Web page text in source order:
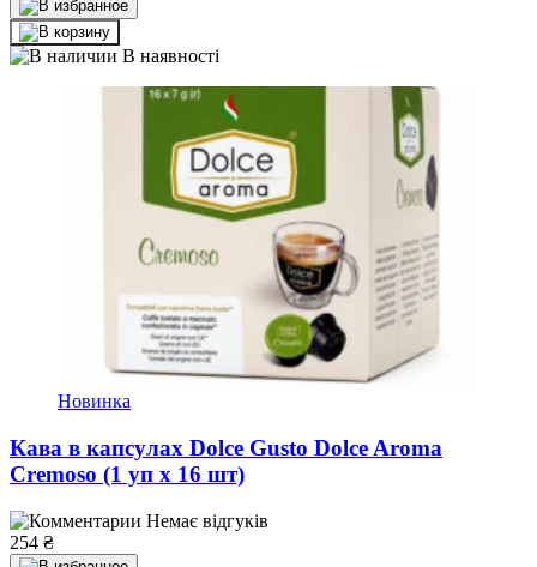
В наявності
Новинка
Кава в капсулах Dolce Gusto Dolce Aroma
Cremoso (1 уп х 16 шт)
Немає відгуків
254 ₴